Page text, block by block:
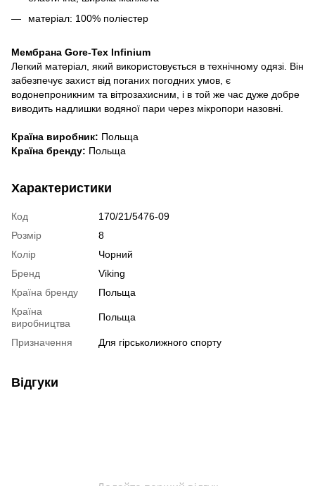
матеріал: 100% поліестер
Мембрана Gore-Tex Infinium
Легкий матеріал, який використовується в технічному одязі. Він
забезпечує захист від поганих погодних умов, є
водонепроникним та вітрозахисним, і в той же час дуже добре
виводить надлишки водяної пари через мікропори назовні.
Країна виробник: Польща
Країна бренду: Польща
Характеристики
Код
170/21/5476-09
Розмір
8
Колір
Чорний
Бренд
Viking
Країна бренду
Польща
Країна
виробництва
Польща
Призначення Для гірськолижного спорту
Відгуки